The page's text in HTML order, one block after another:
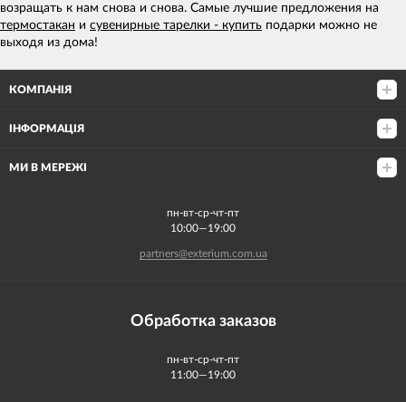
возращать к нам снова и снова. Самые лучшие предложения на
термостакан и сувенирные тарелки - купить подарки можно не
выходя из дома!
КОМПАНІЯ
ІНФОРМАЦІЯ
МИ В МЕРЕЖІ
пн-вт-ср-чт-пт
10:00—19:00
partners@exterium.com.ua
Обработка заказов
пн-вт-ср-чт-пт
11:00—19:00